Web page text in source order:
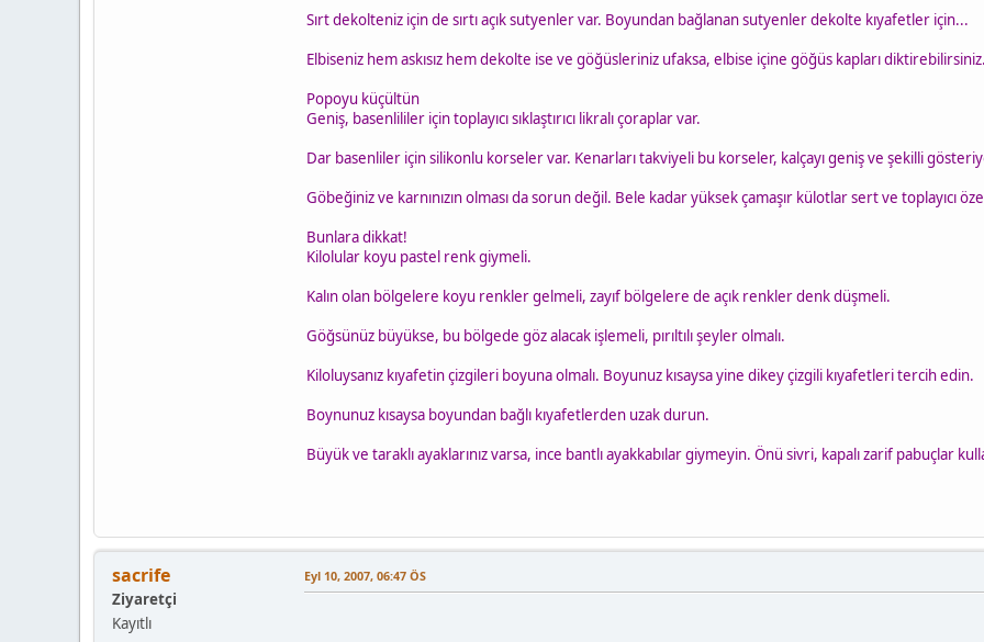
Sırt dekolteniz için de sırtı açık sutyenler var. Boyundan bağlanan sutyenler dekolte kıyafetler için...
Elbiseniz hem askısız hem dekolte ise ve göğüsleriniz ufaksa, elbise içine göğüs kapları
Popoyu küçültün
Geniş, basenlililer için toplayıcı sıklaştırıcı likralı çoraplar var.
Dar basenliler için silikonlu korseler var. Kenarları takviyeli bu korseler, kalçayı geniş ve şekilli
Göbeğiniz ve karnınızın olması da sorun değil. Bele kadar yüksek çamaşır külotlar sert ve toplayıcı
Bunlara dikkat!
Kilolular koyu pastel renk giymeli.
Kalın olan bölgelere koyu renkler gelmeli, zayıf bölgelere de açık renkler denk düşmeli.
Göğsünüz büyükse, bu bölgede göz alacak işlemeli, pırıltılı şeyler olmalı.
Kiloluysanız kıyafetin çizgileri boyuna olmalı. Boyunuz kısaysa yine dikey çizgili kıyafetleri tercih edin.
Boynunuz kısaysa boyundan bağlı kıyafetlerden uzak durun.
Büyük ve taraklı ayaklarınız varsa, ince bantlı ayakkabılar giymeyin. Önü sivri, kapalı zarif pabuçlar
sacrife
Ziyaretçi
Kayıtlı
Eyl 10, 2007, 06:47 ÖS